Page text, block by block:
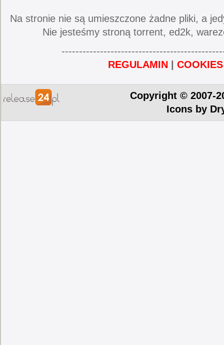
Na stronie nie są umieszczone żadne pliki, a
Nie jesteśmy stroną torrent, ed2k,
REGULAMIN
COOKIES
Copyright © 2007-
Icons by